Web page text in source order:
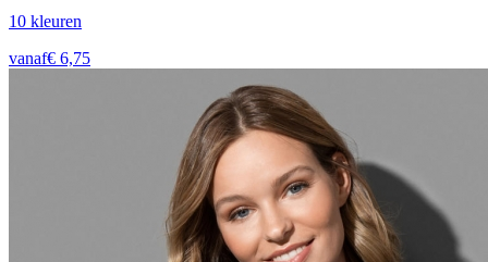
10 kleuren
vanaf€ 6,75